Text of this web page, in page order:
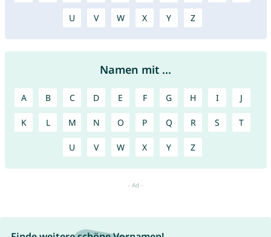
U V W X Y Z
Namen mit ...
A B C D E F G H I J
K L M N O P Q R S T
U V W X Y Z